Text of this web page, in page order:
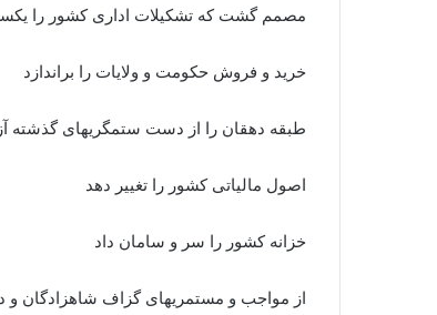
مصمم گشت که تشکیلات اداری کشور را
خرید و فروش حکومت و ولایات را براندازد
طبقه دهقان را از دست ستمگریهای گذشته
اصول مالیاتی کشور را تغییر دهد
خزانه کشور را سر و سامان داد
از مواجب و مستمریهای گزاف شاهزادگان و